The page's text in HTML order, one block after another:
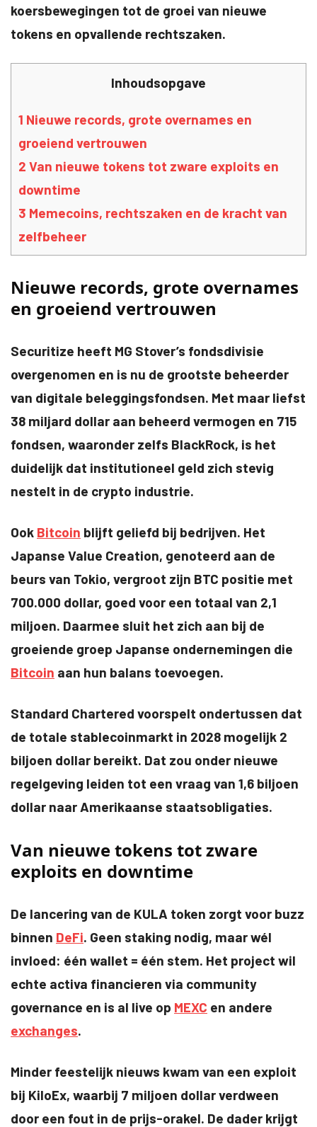
koersbewegingen tot de groei van nieuwe
tokens en opvallende rechtszaken.
Inhoudsopgave
1 Nieuwe records, grote overnames en
groeiend vertrouwen
2 Van nieuwe tokens tot zware exploits en
downtime
3 Memecoins, rechtszaken en de kracht van
zelfbeheer
Nieuwe records, grote overnames
en groeiend vertrouwen
Securitize heeft MG Stover’s fondsdivisie
overgenomen en is nu de grootste beheerder
van digitale beleggingsfondsen. Met maar liefst
38 miljard dollar aan beheerd vermogen en 715
fondsen, waaronder zelfs BlackRock, is het
duidelijk dat institutioneel geld zich stevig
nestelt in de crypto industrie.
Ook Bitcoin blijft geliefd bij bedrijven. Het
Japanse Value Creation, genoteerd aan de
beurs van Tokio, vergroot zijn BTC positie met
700.000 dollar, goed voor een totaal van 2,1
miljoen. Daarmee sluit het zich aan bij de
groeiende groep Japanse ondernemingen die
Bitcoin aan hun balans toevoegen.
Standard Chartered voorspelt ondertussen dat
de totale stablecoinmarkt in 2028 mogelijk 2
biljoen dollar bereikt. Dat zou onder nieuwe
regelgeving leiden tot een vraag van 1,6 biljoen
dollar naar Amerikaanse staatsobligaties.
Van nieuwe tokens tot zware
exploits en downtime
De lancering van de KULA token zorgt voor buzz
binnen DeFi. Geen staking nodig, maar wél
invloed: één wallet = één stem. Het project wil
echte activa financieren via community
governance en is al live op MEXC en andere
exchanges.
Minder feestelijk nieuws kwam van een exploit
bij KiloEx, waarbij 7 miljoen dollar verdween
door een fout in de prijs-orakel. De dader krijgt